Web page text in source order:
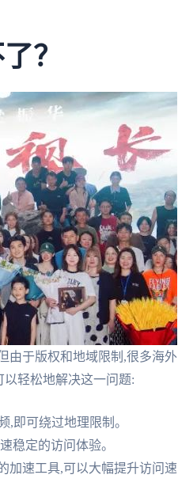
？
由于版权和地域限制,很多海外
轻松地解决这一问题:
,即可绕过地理限制。
稳定的访问体验。
加速工具,可以大幅提升访问速